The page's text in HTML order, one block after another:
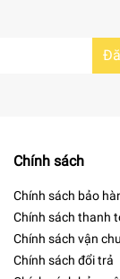
Chính sách
Chính sách bảo
Chính sách thanh
Chính sách vận
Chính sách đổi trả